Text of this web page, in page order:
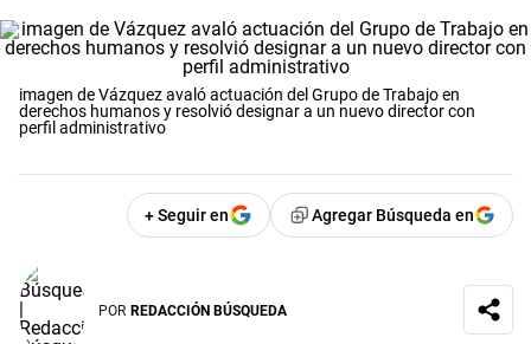
imagen de Vázquez avaló actuación del Grupo de Trabajo en
derechos humanos y resolvió designar a un nuevo director con
perfil administrativo
+ Seguir en Agregar Búsqueda en
POR REDACCIÓN BÚSQUEDA